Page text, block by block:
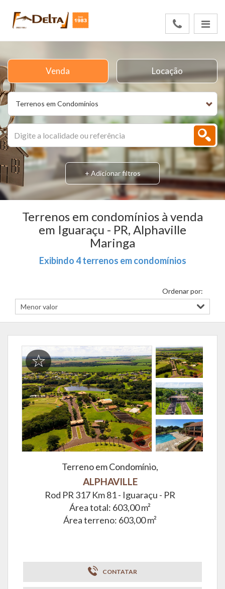
Terrenos em Condomínios
Venda Locação
+ Adicionar filtros
Terrenos em condomínios à venda
em Iguaraçu - PR, Alphaville
Maringa
Exibindo 4 terrenos em condomínios
Ordenar por:
Terreno em Condomínio,
ALPHAVILLE
Rod PR 317 Km 81 - Iguaraçu - PR
Área total: 603,00 m²
Área terreno: 603,00 m²
CONTATAR